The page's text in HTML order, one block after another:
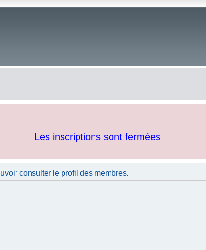
Les inscriptions sont fermées
consulter le profil des membres.